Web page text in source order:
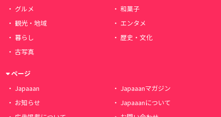
グルメ
和菓子
観光・地域
エンタメ
暮らし
歴史・文化
古写真
ページ
Japaaan
Japaaanマガジン
お知らせ
Japaaanについて